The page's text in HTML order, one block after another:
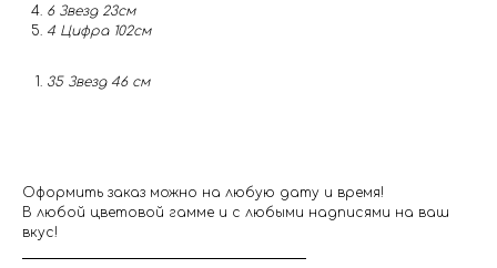
6 Звезд 23см
4 Цифра 102см
35 Звезд 46 см
Оформить заказ можно на любую дату и время!
В любой цветовой гамме и с любыми надписями на ваш
вкус!